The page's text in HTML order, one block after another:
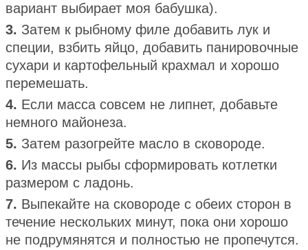
вариант выбирает моя бабушка).
3. Затем к рыбному филе добавить лук и
специи, взбить яйцо, добавить панировочные
сухари и картофельный крахмал и хорошо
перемешать.
4. Если масса совсем не липнет, добавьте
немного майонеза.
5. Затем разогрейте масло в сковороде.
6. Из массы рыбы сформировать котлетки
размером с ладонь.
7. Выпекайте на сковороде с обеих сторон в
течение нескольких минут, пока они хорошо
не подрумянятся и полностью не пропечутся.